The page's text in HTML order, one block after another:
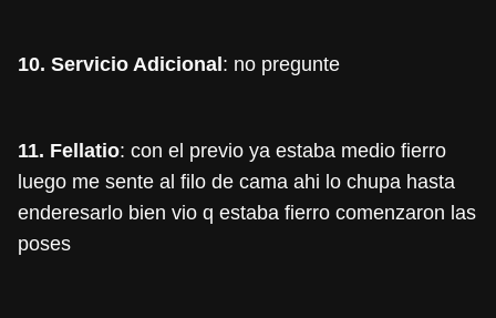
10. Servicio Adicional : no pregunte
11. Fellatio: con el previo ya estaba medio fierro
luego me sente al filo de cama ahi lo chupa hasta
enderesarlo bien vio q estaba fierro comenzaron las
poses